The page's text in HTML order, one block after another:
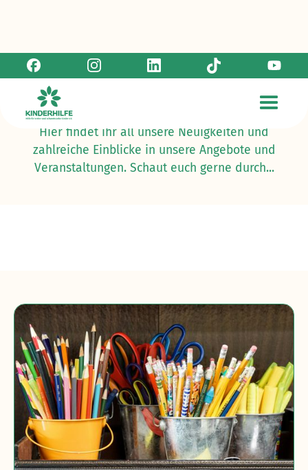
Hier findet ihr all unsere Neuigkeiten und
zahlreiche Einblicke in unsere Angebote und
Veranstaltungen. Schaut euch gerne durch...